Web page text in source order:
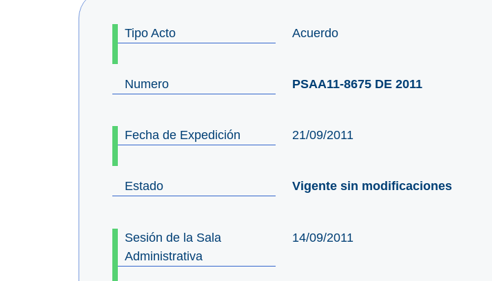
Tipo Acto Acuerdo
Numero PSAA11-8675 DE 2011
Fecha de Expedición 21/09/2011
Estado Vigente sin modificaciones
Sesión de la Sala
Administrativa
14/09/2011